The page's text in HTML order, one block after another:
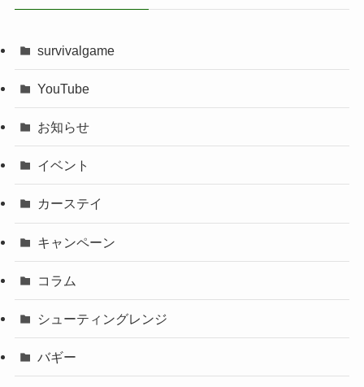
survivalgame
YouTube
お知らせ
イベント
カーステイ
キャンペーン
コラム
シューティングレンジ
バギー